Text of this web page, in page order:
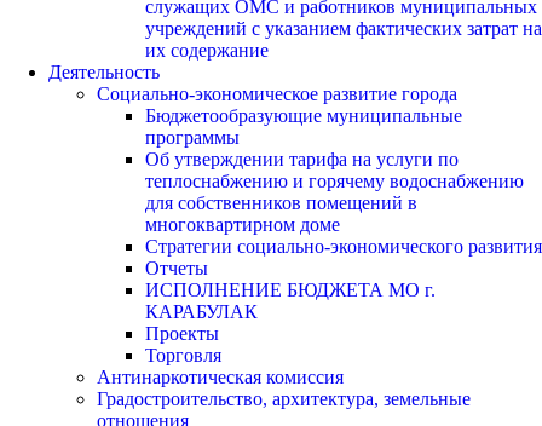
служащих ОМС и работников муниципальных
учреждений с указанием фактических затрат на
их содержание
Деятельность
Социально-экономическое развитие города
Бюджетообразующие муниципальные
программы
Об утверждении тарифа на услуги по
теплоснабжению и горячему водоснабжению
для собственников помещений в
многоквартирном доме
Стратегии социально-экономического развития
Отчеты
ИСПОЛНЕНИЕ БЮДЖЕТА МО г.
КАРАБУЛАК
Проекты
Торговля
Антинаркотическая комиссия
Градостроительство, архитектура, земельные
отношения